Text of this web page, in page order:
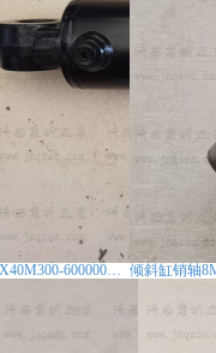
AX40M300-600000-000倾斜油缸